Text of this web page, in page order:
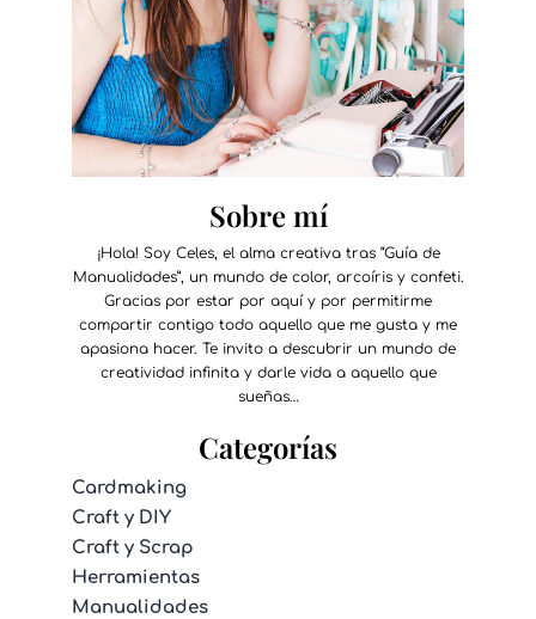
Sobre mí
¡Hola! Soy Celes, el alma creativa tras “Guía de
Manualidades”, un mundo de color, arcoíris y confeti.
Gracias por estar por aquí y por permitirme
compartir contigo todo aquello que me gusta y me
apasiona hacer. Te invito a descubrir un mundo de
creatividad infinita y darle vida a aquello que
sueñas…
Categorías
Cardmaking
Craft y DIY
Craft y Scrap
Herramientas
Manualidades